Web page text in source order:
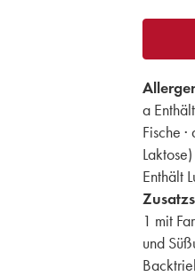
a
Fische
Enthält
1 mit
und